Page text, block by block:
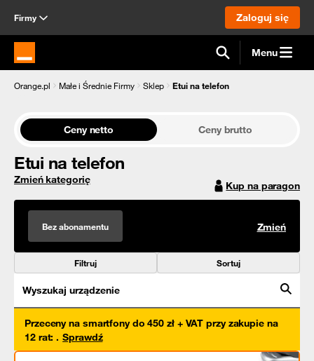
Firmy Zaloguj się
Strona główna Orange.pl Menu
Orange.pl Małe i Średnie Firmy Sklep Etui na telefon
Ceny netto Ceny brutto
Etui na telefon
Zmień kategorię Kup na paragon
Bez abonamentu Zmień
Filtruj Sortuj
Wyszukaj urządzenie
Przeceny na smartfony do 450 zł + VAT przy zakupie na
12 rat: . Sprawdź